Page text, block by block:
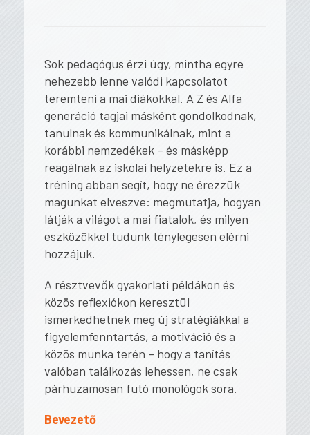
Sok pedagógus érzi úgy, mintha egyre
nehezebb lenne valódi kapcsolatot
teremteni a mai diákokkal. A Z és Alfa
generáció tagjai másként gondolkodnak,
tanulnak és kommunikálnak, mint a
korábbi nemzedékek – és másképp
reagálnak az iskolai helyzetekre is. Ez a
tréning abban segít, hogy ne érezzük
magunkat elveszve: megmutatja, hogyan
látják a világot a mai fiatalok, és milyen
eszközökkel tudunk ténylegesen elérni
hozzájuk.
A résztvevők gyakorlati példákon és
közös reflexiókon keresztül
ismerkedhetnek meg új stratégiákkal a
figyelemfenntartás, a motiváció és a
közös munka terén – hogy a tanítás
valóban találkozás lehessen, ne csak
párhuzamosan futó monológok sora.
Bevezető